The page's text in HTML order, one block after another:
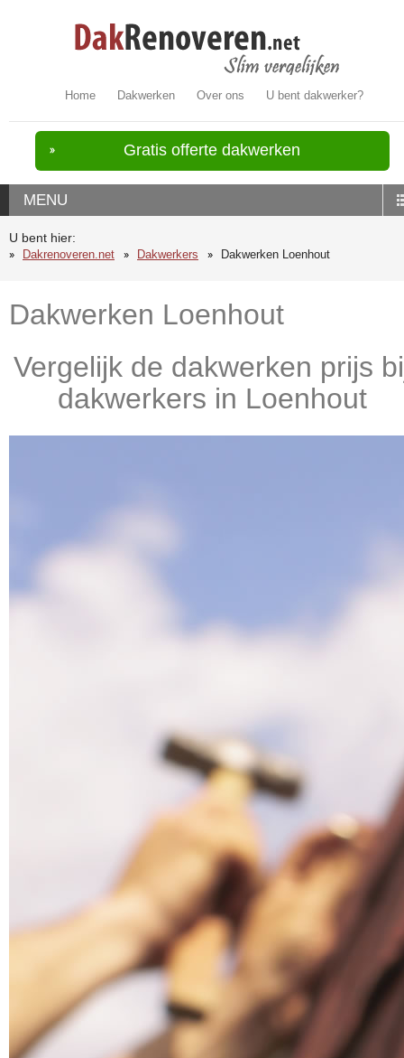
Home Dakwerken Over ons U bent dakwerker?
Gratis offerte dakwerken
MENU
U bent hier:
Dakrenoveren.net
Dakwerkers Dakwerken Loenhout
Dakwerken Loenhout
Vergelijk de dakwerken prijs
dakwerkers in Loenhout